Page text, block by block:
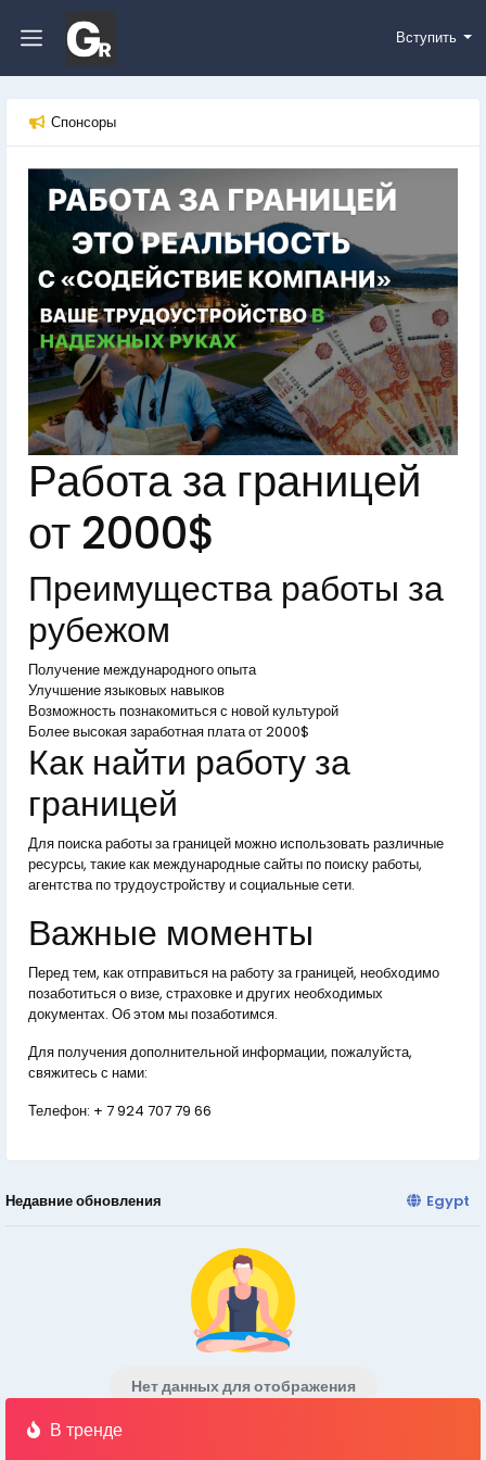
Вступить
Спонсоры
Работа за границей
от 2000$
Преимущества работы за
рубежом
Получение международного опыта
Улучшение языковых навыков
Возможность познакомиться с новой культурой
Более высокая заработная плата от 2000$
Как найти работу за
границей
Для поиска работы за границей можно использовать различные
ресурсы, такие как международные сайты по поиску работы,
агентства по трудоустройству и социальные сети.
Важные моменты
Перед тем, как отправиться на работу за границей, необходимо
позаботиться о визе, страховке и других необходимых
документах. Об этом мы позаботимся.
Для получения дополнительной информации, пожалуйста,
свяжитесь с нами:
Телефон: + 7 924 707 79 66
Недавние обновления Egypt
Нет данных для отображения
В тренде